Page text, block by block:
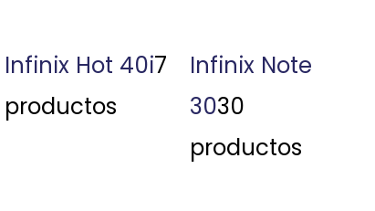
Infinix Hot 40i7
productos
Infinix Note
3030
productos